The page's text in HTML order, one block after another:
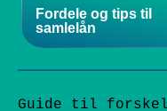
Fordele og tips til
samlelån
Guide til